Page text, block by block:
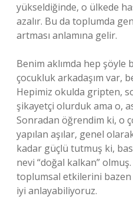
yükseldiğinde, o ülkede
azalır. Bu da toplumda
artması anlamına gelir.
Benim aklımda hep şöyle
çocukluk arkadaşım var,
Hepimiz okulda gripten,
şikayetçi olurduk ama o,
Sonradan öğrendim ki, o
yapılan aşılar, genel
kadar güçlü tutmuş ki,
nevi “doğal kalkan”
toplumsal etkilerini
iyi anlayabiliyoruz.